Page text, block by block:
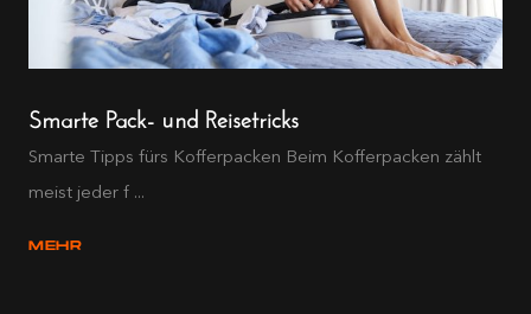
Smarte Pack- und Reisetricks
Smarte Tipps fürs Kofferpacken Beim Kofferpacken zählt
meist jeder f ...
MEHR